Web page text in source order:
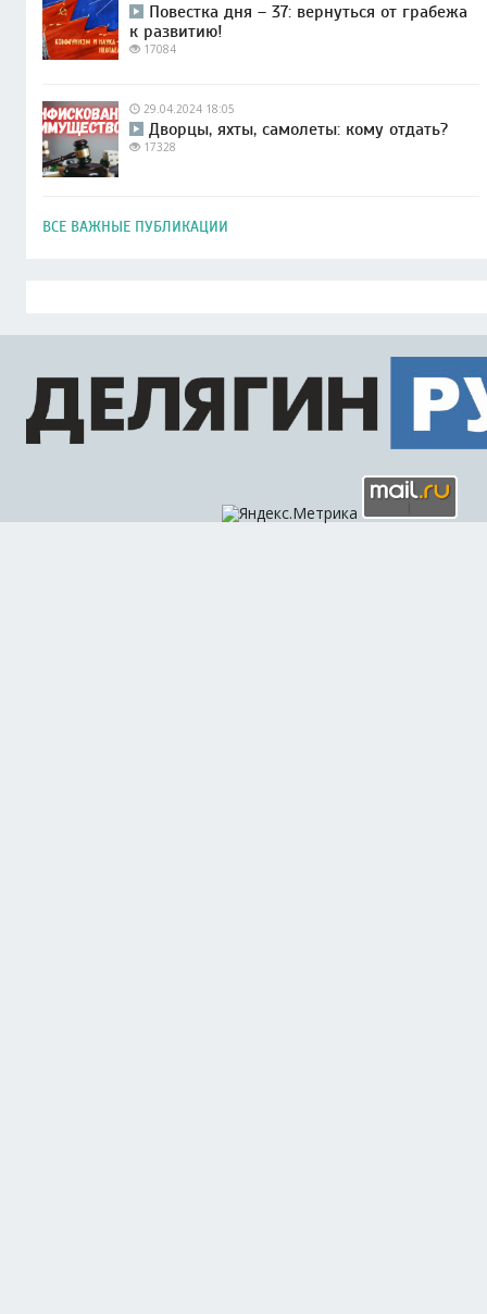
Повестка дня – 37: вернуться от грабежа
к развитию!
17084
29.04.2024 18:05
Дворцы, яхты, самолеты: кому отдать?
17328
ВСЕ ВАЖНЫЕ ПУБЛИКАЦИИ